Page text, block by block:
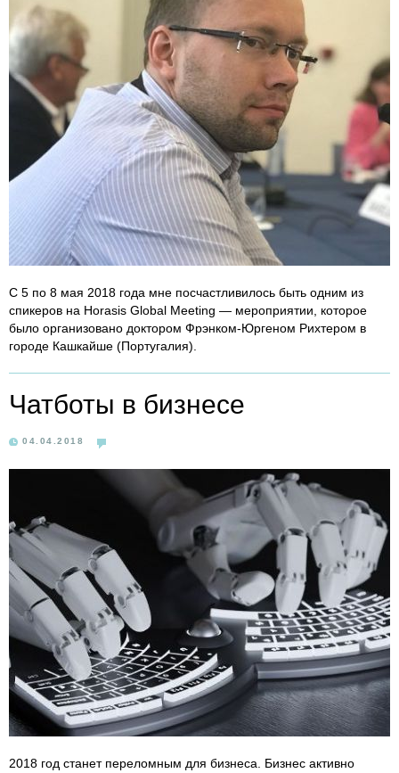
С 5 по 8 мая 2018 года мне посчастливилось быть одним из
спикеров на Horasis Global Meeting — мероприятии, которое
было организовано доктором Фрэнком-Юргеном Рихтером в
городе Кашкайше (Португалия).
Чатботы в бизнесе
04.04.2018
2018 год станет переломным для бизнеса. Бизнес активно